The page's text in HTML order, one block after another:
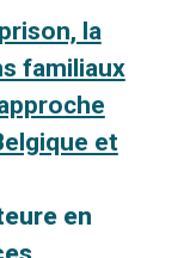
la
familiaux
et
en